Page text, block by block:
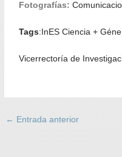
Fotografías:
Tags:InES Ciencia +
Vicerrectoría de
← Entrada anterior